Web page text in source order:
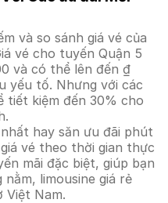
và so sánh giá vé của
vé cho tuyến Quận 5
và có thể lên đến ₫
yếu tố. Nhưng với các
tiết kiệm đến 30% cho
hay săn ưu đãi phút
vé theo thời gian thực
mãi đặc biệt, giúp bạn
limousine giá rẻ
Việt Nam.